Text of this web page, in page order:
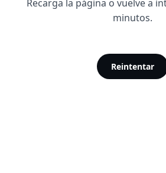
Recarga la página o vuelve a
minutos.
Reintentar